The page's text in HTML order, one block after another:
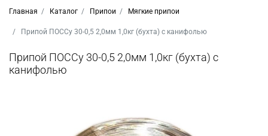
Главная Каталог Припои Мягкие припои
Припой ПОССу 30-0,5 2,0мм 1,0кг (бухта) с канифолью
Припой ПОССу 30-0,5 2,0мм 1,0кг (бухта) с
канифолью